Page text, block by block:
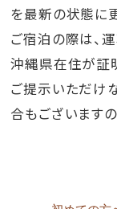
を最新の状態に
ご宿泊の際は、
沖縄県在住が証
ご提示いただけ
合もございます